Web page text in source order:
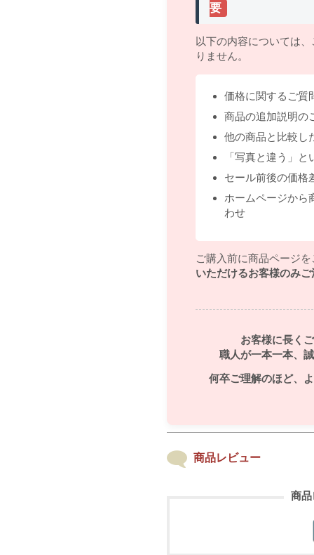
要
以下の内容については
りません。
価格に関するご質
商品の追加説明の
他の商品と比較し
「写真と違う」
セール前後の価格
ホームページから
わせ
ご購入前に商品ページ
いただけるお客様のみ
お客様に長く
職人が一本一本、
何卒ご理解のほど、
商品レビュー
商品